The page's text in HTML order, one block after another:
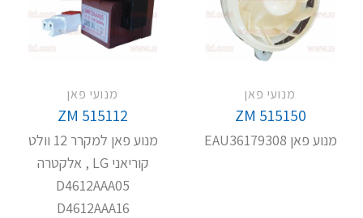
מנועי פאן
ZM 515150
מנוע פאן EAU36179308
מנועי פאן
ZM 515112
מנוע פאן למקרר 12 וולט
קוריאני LG , אלקטרה
D4612AAA05
D4612AAA16